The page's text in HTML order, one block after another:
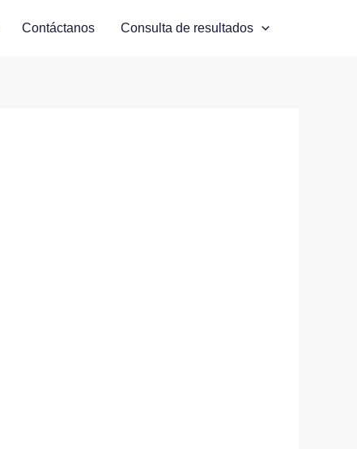
Contáctanos Consulta de resultados